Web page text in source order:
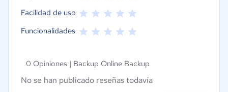
Facilidad de uso
Funcionalidades
0 Opiniones | Backup Online Backup
No se han publicado reseñas todavía